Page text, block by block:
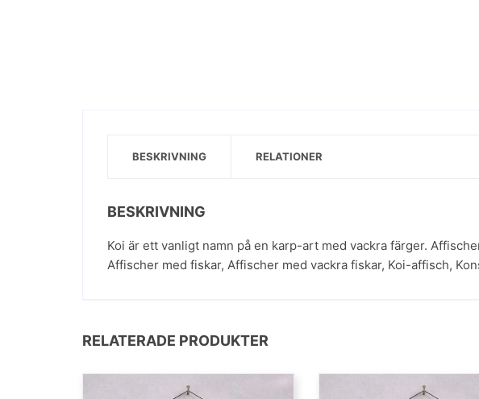
BESKRIVNING RELATIONER
BESKRIVNING
Koi är ett vanligt namn på en karp-art med vackra färger.
Affischer med fiskar, Affischer med vackra fiskar, Koi-affisch,
RELATERADE PRODUKTER